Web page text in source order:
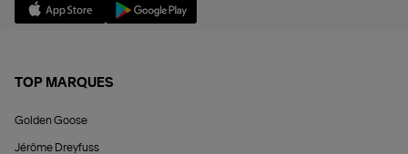
TOP MARQUES
Golden Goose
Jérôme Dreyfuss